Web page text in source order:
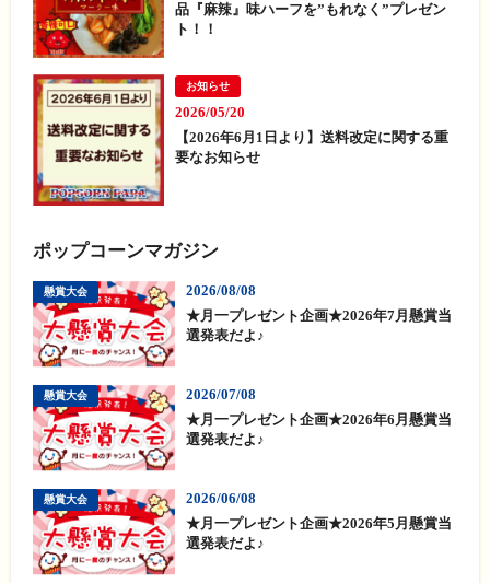
品『麻辣』味ハーフを”もれなく”プレゼン
ト！！
お知らせ
2026/05/20
【2026年6月1日より】送料改定に関する重
要なお知らせ
ポップコーンマガジン
懸賞大会
2026/08/08
★月一プレゼント企画★2026年7月懸賞当
選発表だよ♪
懸賞大会
2026/07/08
★月一プレゼント企画★2026年6月懸賞当
選発表だよ♪
懸賞大会
2026/06/08
★月一プレゼント企画★2026年5月懸賞当
選発表だよ♪